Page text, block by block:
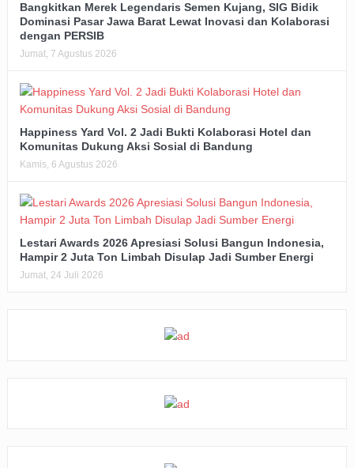
Bangkitkan Merek Legendaris Semen Kujang, SIG Bidik
Dominasi Pasar Jawa Barat Lewat Inovasi dan Kolaborasi
dengan PERSIB
Jumat, 7 Agustus 2026
Happiness Yard Vol. 2 Jadi Bukti Kolaborasi Hotel dan
Komunitas Dukung Aksi Sosial di Bandung
Kamis, 6 Agustus 2026
Lestari Awards 2026 Apresiasi Solusi Bangun Indonesia,
Hampir 2 Juta Ton Limbah Disulap Jadi Sumber Energi
Jumat, 24 Juli 2026